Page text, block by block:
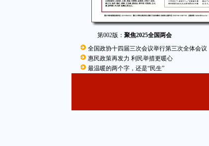
第002版： 聚焦2025全国两会
全国政协十四届三次会议举行第三次全体会议
惠民政策再发力 利民举措更暖心
最温暖的两个字，还是“民生”